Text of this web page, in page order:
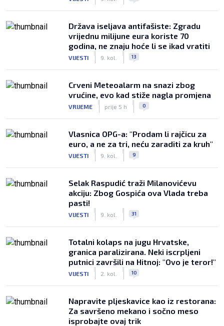
Država iseljava antifašiste: Zgradu
vrijednu milijune eura koriste 70
godina, ne znaju hoće li se ikad vratiti
VIJESTI 9. kol. 13
Crveni Meteoalarm na snazi zbog
vrućine, evo kad stiže nagla promjena
VRIJEME prije 5 h 0
Vlasnica OPG-a: "Prodam li rajčicu za
euro, a ne za tri, neću zaraditi za kruh"
VIJESTI 9. kol. 9
Selak Raspudić traži Milanovićevu
akciju: Zbog Gospića ova Vlada treba
pasti!
VIJESTI 9. kol. 31
Totalni kolaps na jugu Hrvatske,
granica paralizirana. Neki iscrpljeni
putnici završili na Hitnoj: "Ovo je teror!"
VIJESTI 2. kol. 10
Napravite pljeskavice kao iz restorana:
Za savršeno mekano i sočno meso
isprobajte ovaj trik